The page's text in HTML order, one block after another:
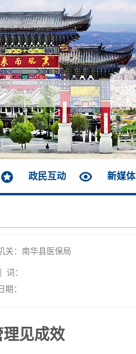
政民互动 新媒体
关：南华县医保局
词：
期：
见成效